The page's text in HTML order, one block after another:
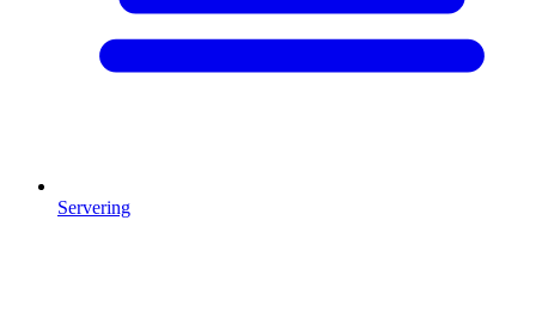
Servering